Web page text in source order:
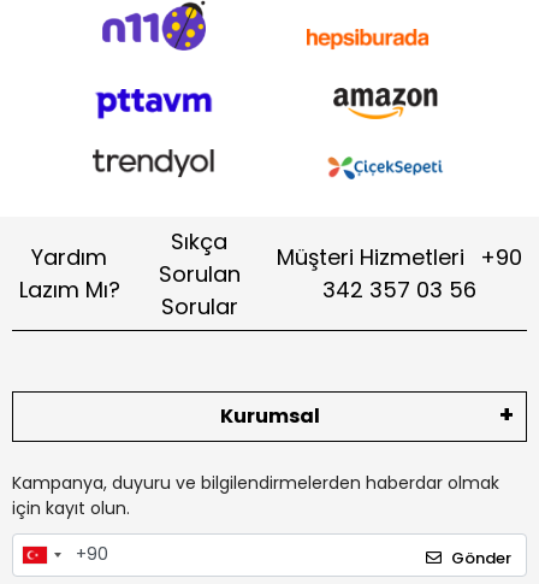
Yardım
Lazım Mı?
Sıkça
Sorulan
Sorular
Müşteri Hizmetleri
+90
342 357 03 56
Kurumsal
Kampanya, duyuru ve bilgilendirmelerden haberdar olmak
için kayıt olun.
Gönder